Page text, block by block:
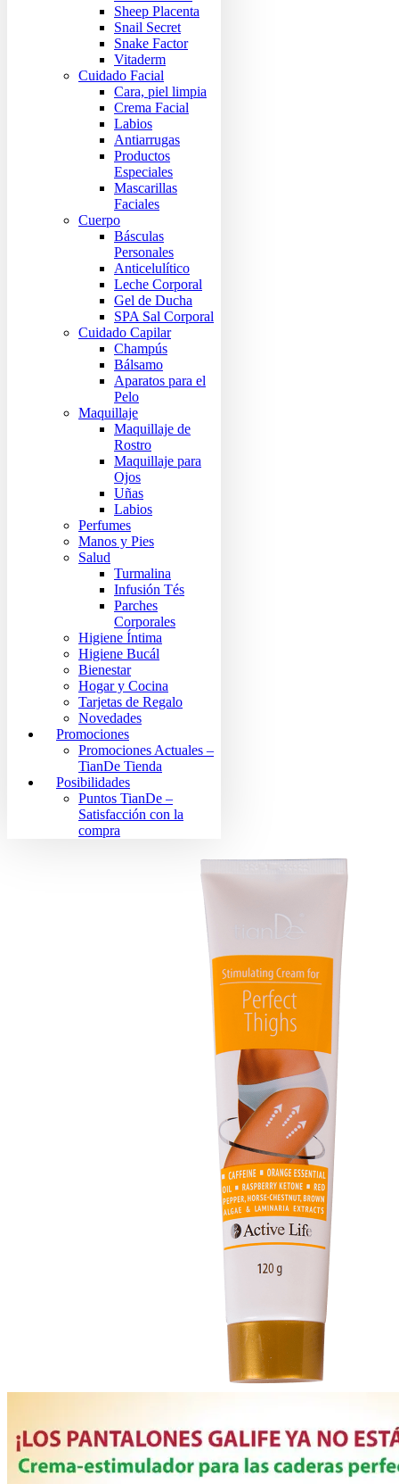
Sheep Placenta
Snail Secret
Snake Factor
Vitaderm
Cuidado Facial
Cara, piel limpia
Crema Facial
Labios
Antiarrugas
Productos
Especiales
Mascarillas
Faciales
Cuerpo
Básculas
Personales
Anticelulítico
Leche Corporal
Gel de Ducha
SPA Sal Corporal
Cuidado Capilar
Champús
Bálsamo
Aparatos para el
Pelo
Maquillaje
Maquillaje de
Rostro
Maquillaje para
Ojos
Uñas
Labios
Perfumes
Manos y Pies
Salud
Turmalina
Infusión Tés
Parches
Corporales
Higiene Íntima
Higiene Bucál
Bienestar
Hogar y Cocina
Tarjetas de Regalo
Novedades
Promociones
Promociones Actuales –
TianDe Tienda
Posibilidades
Puntos TianDe –
Satisfacción con la
compra